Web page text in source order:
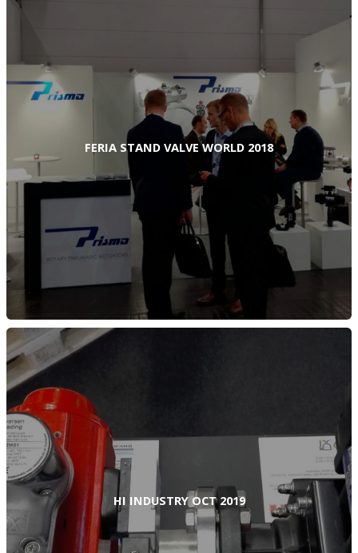
FERIA STAND VALVE WORLD 2018
HI INDUSTRY OCT 2019